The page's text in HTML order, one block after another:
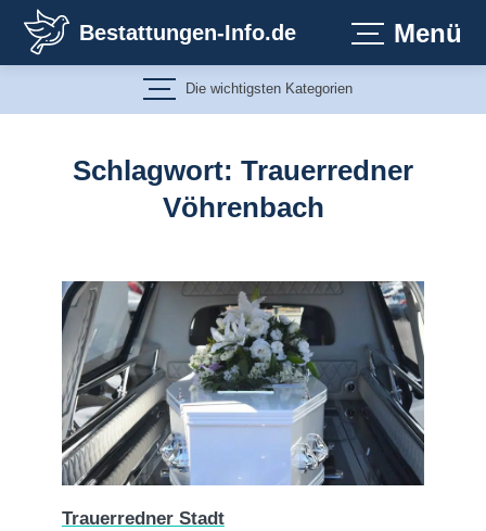
Inhalt
springen
Bestattungen-Info.de Menü
Die wichtigsten Kategorien
Schlagwort: Trauerredner
Vöhrenbach
Trauerredner Stadt